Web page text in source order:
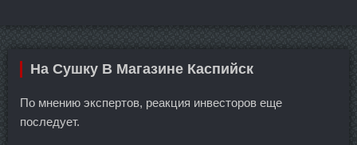
На Сушку В Магазине Каспийск
По мнению экспертов, реакция инвесторов еще
последует.